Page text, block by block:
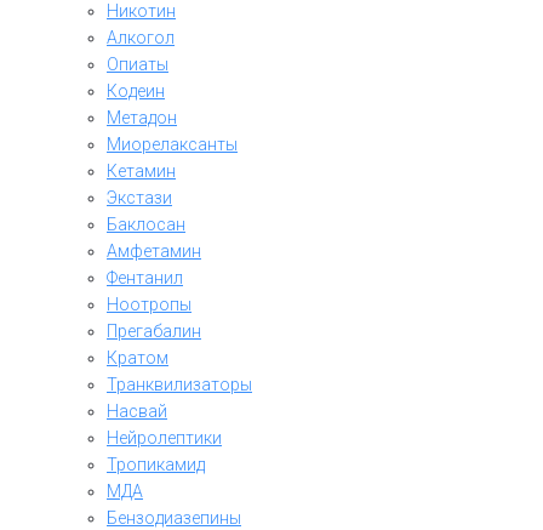
Никотин
Алкогол
Опиаты
Кодеин
Метадон
Миорелаксанты
Кетамин
Экстази
Баклосан
Амфетамин
Фентанил
Ноотропы
Прегабалин
Кратом
Транквилизаторы
Насвай
Нейролептики
Тропикамид
МДА
Бензодиазепины